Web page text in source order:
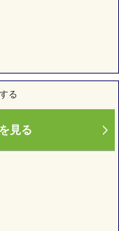
る
見る